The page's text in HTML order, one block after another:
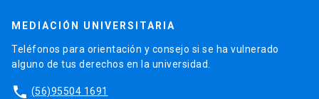
MEDIACIÓN UNIVERSITARIA
Teléfonos para orientación y consejo si se ha vulnerado
alguno de tus derechos en la universidad.
phone (56)95504 1691